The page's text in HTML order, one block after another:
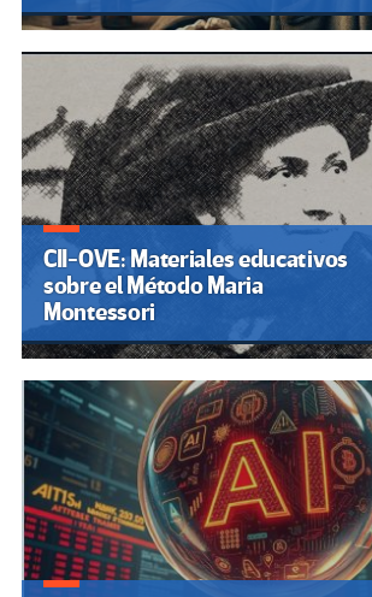
CII-OVE: Materiales educativos
sobre el Método Maria
Montessori